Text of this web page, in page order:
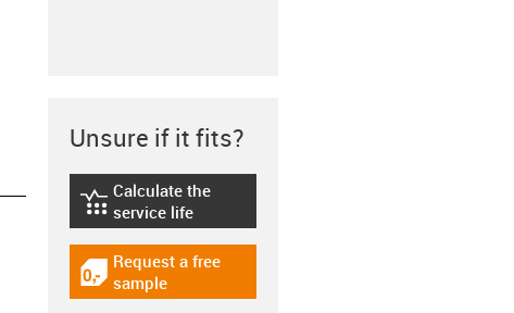
Unsure if it fits?
igus-icon-lebensdauerrechner
Calculate the
service life
igus-icon-gratismuster
Request a free
sample